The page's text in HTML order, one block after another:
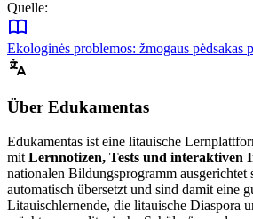
Quelle:
Ekologinės problemos: žmogaus pėdsakas
Über Edukamentas
Edukamentas ist eine litauische
mit Lernnotizen, Tests und interaktiven
nationalen Bildungsprogramm ausgerichtet
automatisch übersetzt und sind damit eine
Litauischlernende, die litauische Diaspora